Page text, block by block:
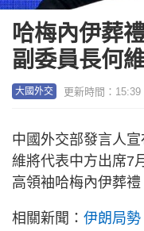
哈梅內伊葬
副委員長何
大國外交 更新時間：
中國外交部發言人
維將代表中方出席7
高領袖哈梅內伊葬禮
相關新聞： 伊朗局